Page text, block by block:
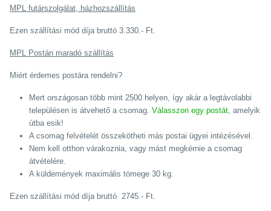
MPL futárszolgálat, házhozszállítás
Ezen szállítási mód díja bruttó 3.330.- Ft.
MPL Postán maradó szállítás
Miért érdemes postára rendelni?
Mert országosan több mint 2500 helyen, így akár a legtávolabbi
településen is átvehető a csomag. Válasszon egy postát, amelyik
útba esik!
A csomag felvételét összekötheti más postai ügyei intézésével.
Nem kell otthon várakoznia, vagy mást megkérnie a csomag
átvételére.
A küldemények maximális tömege 30 kg.
Ezen szállítási mód díja bruttó 2745.- Ft.